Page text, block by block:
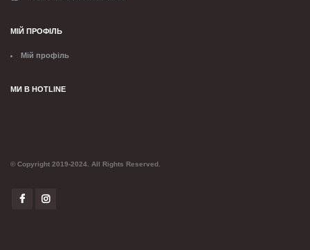
МІЙ ПРОФІЛЬ
Мій профіль
МИ В HOTLINE
© Copyright 2019-2024. All Rights Reserved.